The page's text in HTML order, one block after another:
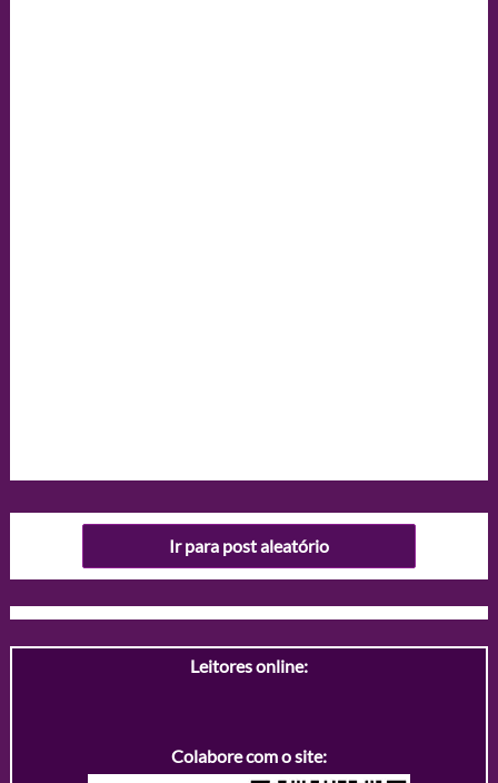
Ir para post aleatório
Leitores online:
Colabore com o site: